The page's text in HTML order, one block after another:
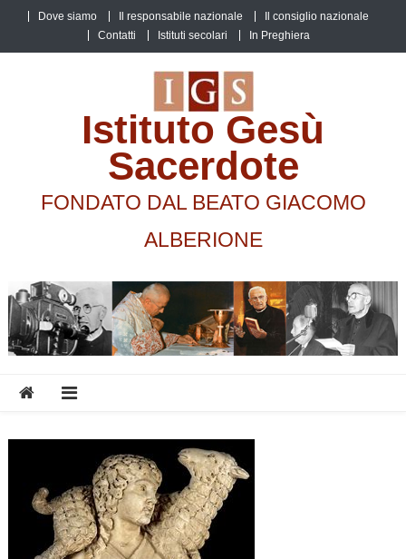
content
Dove siamo Il responsabile nazionale
Il consiglio nazionale
Contatti
Istituti secolari In Preghiera
Istituto Gesù
Sacerdote
FONDATO DAL BEATO GIACOMO
ALBERIONE